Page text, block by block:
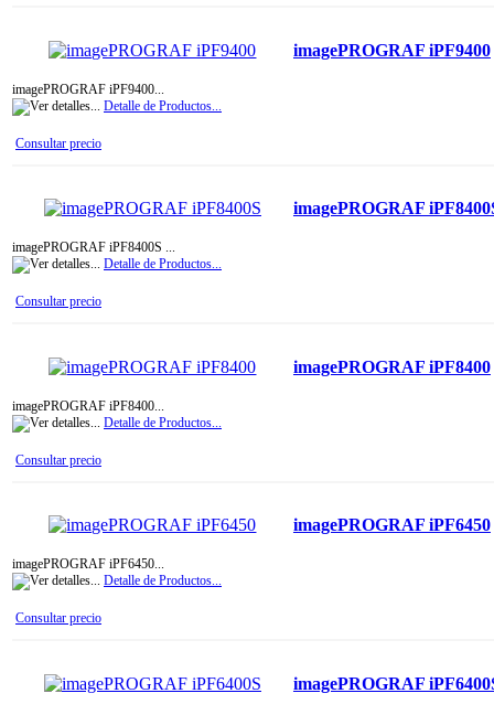
imagePROGRAF iPF9400
imagePROGRAF iPF9400...
Detalle de Productos...
Consultar precio
imagePROGRAF
imagePROGRAF iPF8400S ...
Detalle de Productos...
Consultar precio
imagePROGRAF iPF8400
imagePROGRAF iPF8400...
Detalle de Productos...
Consultar precio
imagePROGRAF iPF6450
imagePROGRAF iPF6450...
Detalle de Productos...
Consultar precio
imagePROGRAF